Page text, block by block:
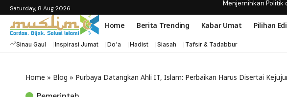
Saturday, 8 Aug 2026
Menjernihkan Politik
Home Berita Trending Kabar Umat Pilihan
Sinau Gaul Inspirasi Jumat Do'a Hadist Siasah Tafsir & Tadabbur
Home » Blog » Purbaya Datangkan Ahli IT, Islam: Perbaikan Harus Disertai